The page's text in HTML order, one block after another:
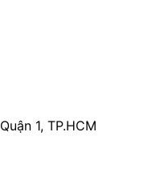
1, TP.HCM